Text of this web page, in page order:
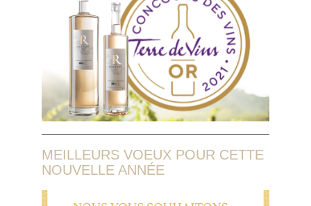
MEILLEURS VOEUX POUR CETTE
NOUVELLE ANNÉE